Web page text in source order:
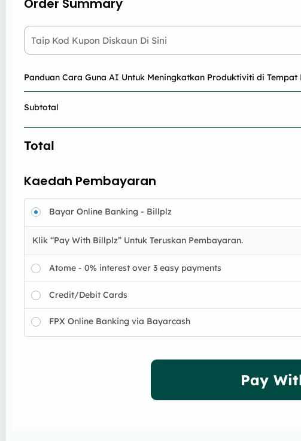
Order Summary
Taip Kod Kupon Diskaun Di Sini
Panduan Cara Guna AI Untuk Meningkatkan Produktiviti di Tempat
Subtotal
Total
Kaedah Pembayaran
Bayar Online Banking - Billplz
Klik “Pay With Billplz” Untuk Teruskan Pembayaran.
Atome - 0% interest over 3 easy payments
Credit/Debit Cards
FPX Online Banking via Bayarcash
Pay